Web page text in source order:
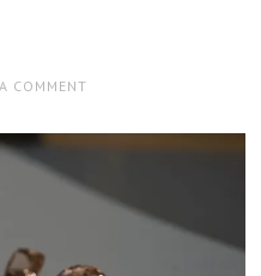
COMMENT